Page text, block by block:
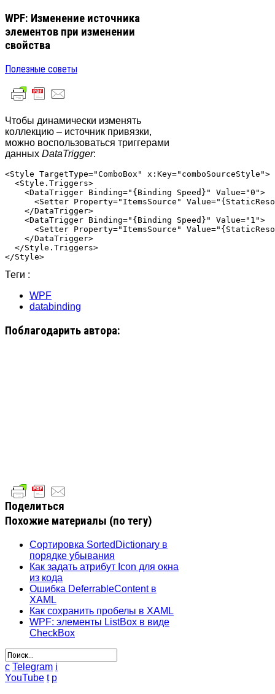
WPF: Изменение источника
элементов при изменении
свойства
Полезные советы
Чтобы динамически изменять
коллекцию – источник привязки,
можно воспользоваться триггерами
данных DataTrigger:
<Style TargetType="ComboBox" x:Key="comboSourceStyle">
  <Style.Triggers>
    <DataTrigger Binding="{Binding Speed}" Value="0">
<Setter Property="ItemsSource"
    </DataTrigger>
    <DataTrigger Binding="{Binding Speed}" Value="1">
<Setter Property="ItemsSource"
    </DataTrigger>
  </Style.Triggers>
Теги :
WPF
databinding
Поблагодарить автора:
Поделиться
Похожие материалы (по тегу)
Сортировка SortedDictionary в
порядке убывания
Как задать атрибут Icon для окна
из кода
Ошибка DeferrableContent в
XAML
Как сохранить пробелы в XAML
WPF: элементы ListBox в виде
CheckBox
c Telegram i
YouTube t p